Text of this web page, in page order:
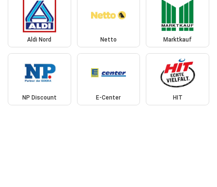
Aldi Nord Netto Marktkauf
NP Discount E-Center HIT